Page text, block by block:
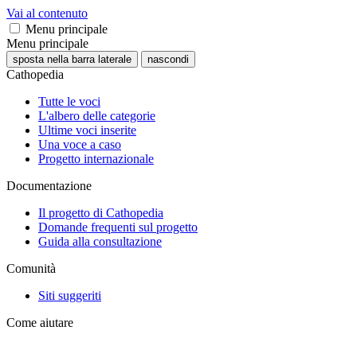
Vai al contenuto
Menu principale
Menu principale
sposta nella barra laterale nascondi
Cathopedia
Tutte le voci
L'albero delle categorie
Ultime voci inserite
Una voce a caso
Progetto internazionale
Documentazione
Il progetto di Cathopedia
Domande frequenti sul progetto
Guida alla consultazione
Comunità
Siti suggeriti
Come aiutare